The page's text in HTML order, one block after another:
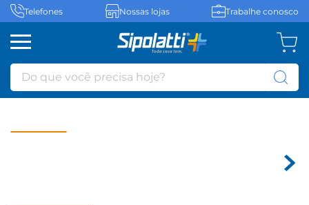
Telefones Nossas lojas Trabalhe conosco
Do que você precisa hoje?